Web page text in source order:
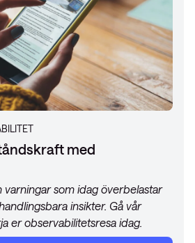
med
varningar som idag överbelastar
insikter. Gå vår
er observabilitetsresa idag.